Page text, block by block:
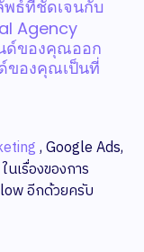
ธ์ที่ชัดเจนกับ
Agency
ด์ของคุณออก
ของคุณเป็นที่
, Google Ads,
เรื่องของการ
อีกด้วยครับ